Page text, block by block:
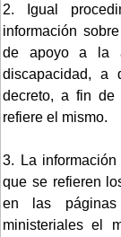
2. Igual
información
de apoyo a la
discapacidad, a
decreto, a fin
refiere el mismo.
3. La
que se refieren
en las páginas
ministeriales el